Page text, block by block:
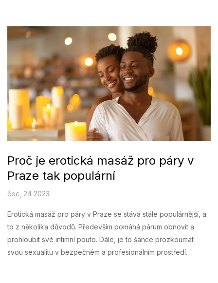
Praze je skvělou volbou. Tak proč to nezkusit?
Proč je erotická masáž pro páry v
Praze tak populární
čec, 24 2023
Erotická masáž pro páry v Praze se stává stále populárnější, a
to z několika důvodů. Především pomáhá párum obnovit a
prohloubit své intimní pouto. Dále, je to šance prozkoumat
svou sexualitu v bezpečném a profesionálním prostředí.